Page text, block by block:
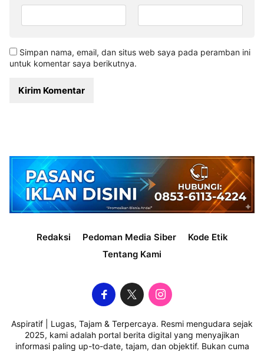
Simpan nama, email, dan situs web saya pada peramban ini
untuk komentar saya berikutnya.
Redaksi Pedoman Media Siber
Kode Etik
Tentang Kami
Aspiratif | Lugas, Tajam & Terpercaya. Resmi mengudara sejak
2025, kami adalah portal berita digital yang menyajikan
informasi paling up-to-date, tajam, dan objektif. Bukan cuma